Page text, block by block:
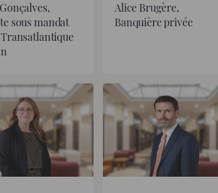
sous mandat
Alice Brugère,
Banquière privée